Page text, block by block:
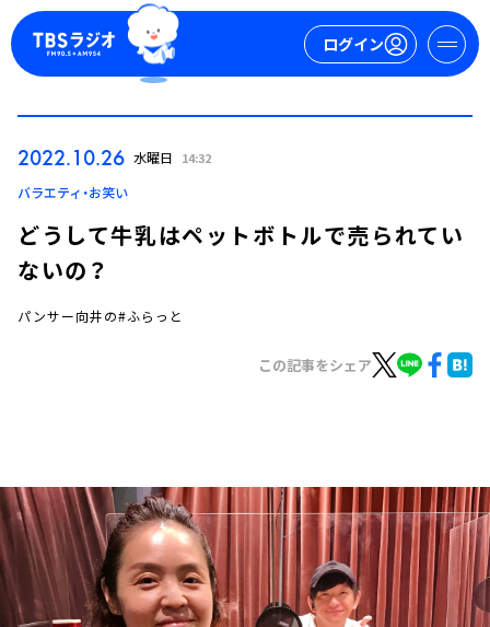
ログイン
ログイン
お知らせ
イベント・グッズ
YouTube
会社情報
2022.10.26 水曜日 14:32
バラエティ・お笑い
どうして牛乳はペットボトルで売られてい
ないの？
パンサー向井の#ふらっと
この記事をシェア